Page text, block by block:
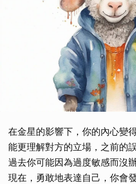
在金星的影響下，你的內心變
能更理解對方的立場，之前的
過去你可能因為過度敏感而沒
現在，勇敢地表達自己，你會